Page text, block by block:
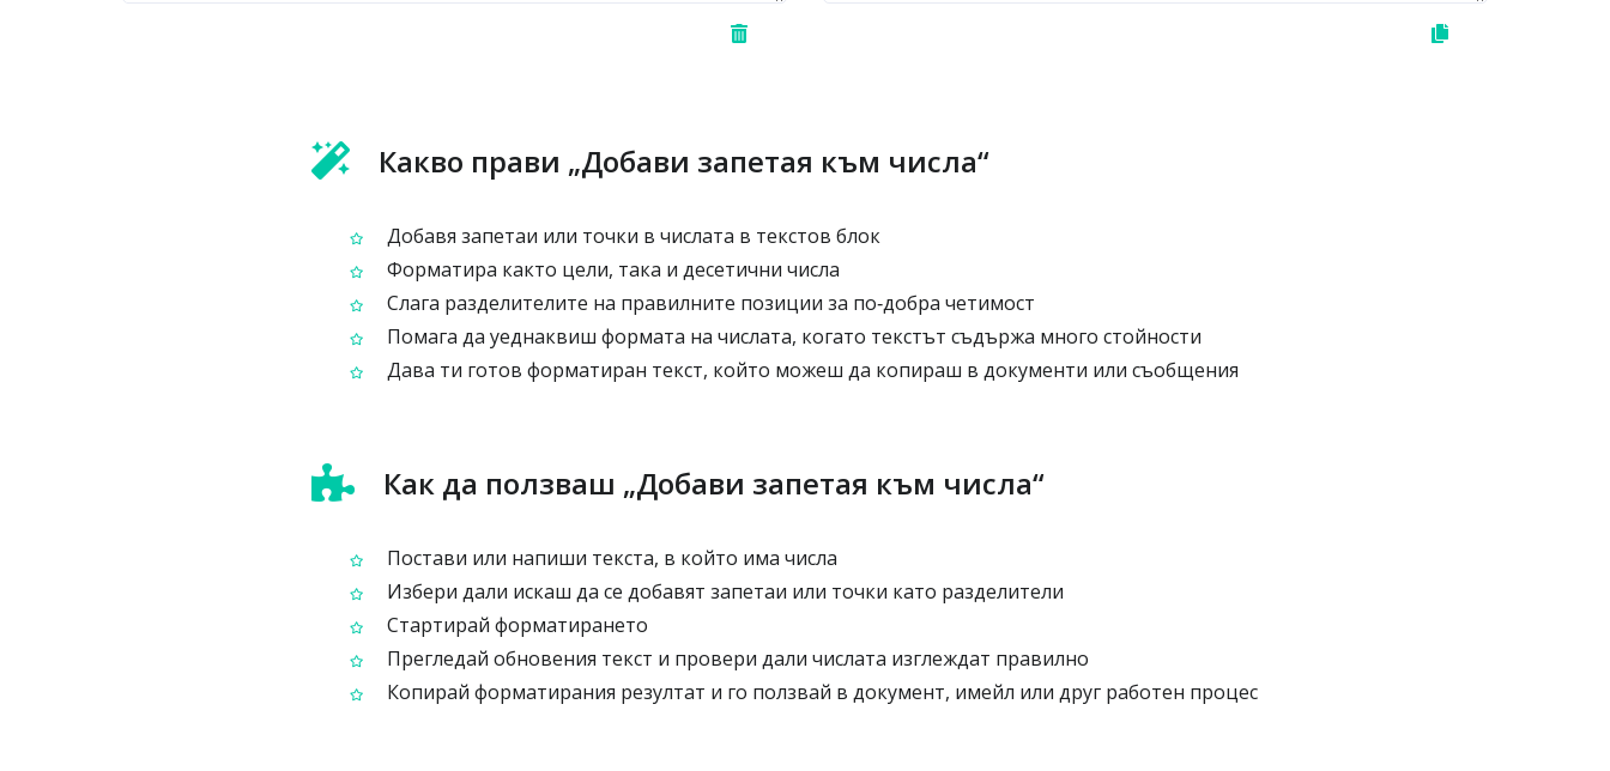
Какво прави „Добави запетая към числа“
Добавя запетаи или точки в числата в текстов блок
Форматира както цели, така и десетични числа
Слага разделителите на правилните позиции за по‑добра четимост
Помага да уеднаквиш формата на числата, когато текстът съдържа много стойности
Дава ти готов форматиран текст, който можеш да копираш в документи или съобщения
Как да ползваш „Добави запетая към числа“
Постави или напиши текста, в който има числа
Избери дали искаш да се добавят запетаи или точки като разделители
Стартирай форматирането
Прегледай обновения текст и провери дали числата изглеждат правилно
Копирай форматирания резултат и го ползвай в документ, имейл или друг работен процес